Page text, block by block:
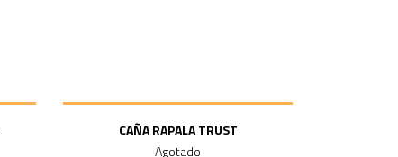
CAÑA RAPALA TRUST
Agotado